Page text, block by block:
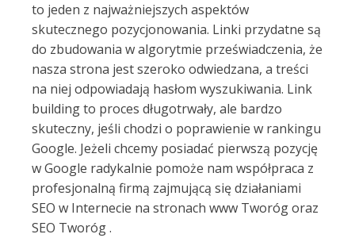
to jeden z najważniejszych aspektów
skutecznego pozycjonowania. Linki przydatne są
do zbudowania w algorytmie przeświadczenia, że
nasza strona jest szeroko odwiedzana, a treści
na niej odpowiadają hasłom wyszukiwania. Link
building to proces długotrwały, ale bardzo
skuteczny, jeśli chodzi o poprawienie w rankingu
Google. Jeżeli chcemy posiadać pierwszą pozycję
w Google radykalnie pomoże nam współpraca z
profesjonalną firmą zajmującą się działaniami
SEO w Internecie na stronach www Tworóg oraz
SEO Tworóg .